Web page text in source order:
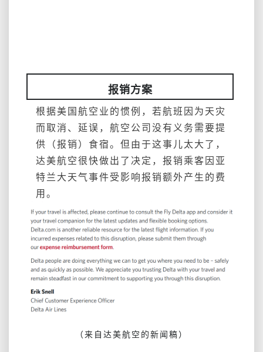
报销方案
根据美国航空业的惯例，若航班因为天灾
而取消、延误，航空公司没有义务需要提
供（报销）食宿。但由于这事儿太大了，
达美航空很快做出了决定，报销乘客因亚
特兰大天气事件受影响报销额外产生的费
用。
（来自达美航空的新闻稿）